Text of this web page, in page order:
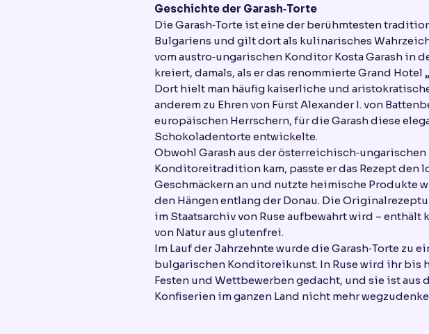
Geschichte der Garash‑Torte
Die Garash‑Torte ist eine der berühmtesten
Bulgariens und gilt dort als kulinarisches
vom austro‑ungarischen Konditor Kosta Garash in
kreiert, damals, als er das renommierte Grand Hotel
Dort hielt man häufig kaiserliche und
anderem zu Ehren von Fürst Alexander I. von
europäischen Herrschern, für die Garash diese
Schokoladentorte entwickelte.
Obwohl Garash aus der österreichisch‑ungarischen
Konditoreitradition kam, passte er das Rezept den
Geschmäckern an und nutzte heimische Produkte
den Hängen entlang der Donau. Die
im Staatsarchiv von Ruse aufbewahrt wird – enthält
von Natur aus glutenfrei.
Im Lauf der Jahrzehnte wurde die Garash‑Torte zu
bulgarischen Konditoreikunst. In Ruse wird ihr bis
Festen und Wettbewerben gedacht, und sie ist aus
Konfiserien im ganzen Land nicht mehr